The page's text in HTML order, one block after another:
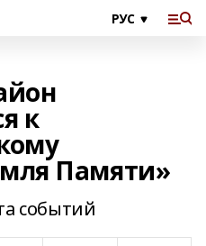
к
Памяти»
событий